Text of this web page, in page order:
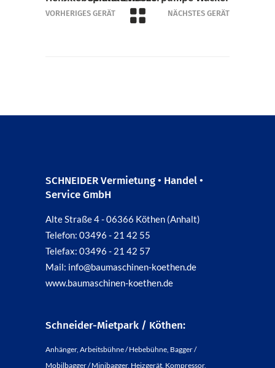
VORHERIGES GERÄT NÄCHSTES GERÄT
SCHNEIDER Vermietung • Handel •
Service GmbH
Alte Straße 4 - 06366 Köthen (Anhalt)
Telefon: 03496 - 21 42 55
Telefax: 03496 - 21 42 57
Mail: info@baumaschinen-koethen.de
www.baumaschinen-koethen.de
Schneider-Mietpark / Köthen:
Anhänger, Arbeitsbühne / Hebebühne, Bagger /
Mobilbagger / Minibagger, Heizgerät, Kompressor,